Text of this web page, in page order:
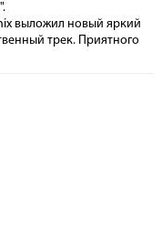
".
выложил новый яркий
трек. Приятного